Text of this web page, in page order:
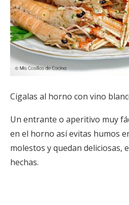
Cigalas al horno con vino
Un entrante o aperitivo muy
en el horno así evitas humos
molestos y quedan deliciosas,
hechas.